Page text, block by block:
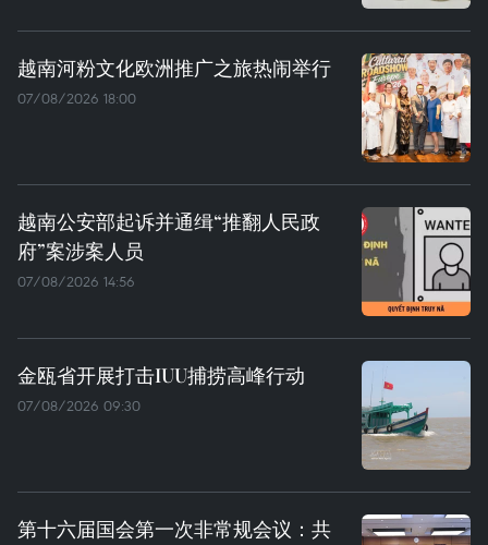
越南河粉文化欧洲推广之旅热闹举行
07/08/2026 18:00
越南公安部起诉并通缉“推翻人民政
府”案涉案人员
07/08/2026 14:56
金瓯省开展打击IUU捕捞高峰行动
07/08/2026 09:30
第十六届国会第一次非常规会议：共